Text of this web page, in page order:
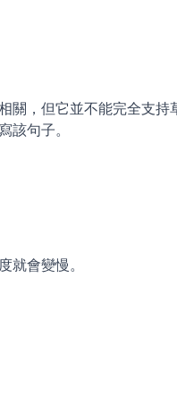
關，但它並不能完全支持
該句子。
就會變慢。